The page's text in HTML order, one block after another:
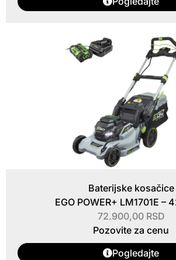
Baterijske kosačice
EGO POWER+ LM1701E –
72.900,00 RSD
Pozovite za cenu
Pogledajte